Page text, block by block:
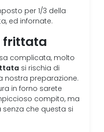
per 1/3 della
ed infornate.
frittata
complicata, molto
si rischia di
nostra preparazione.
in forno sarete
compito, ma
senza che questa si